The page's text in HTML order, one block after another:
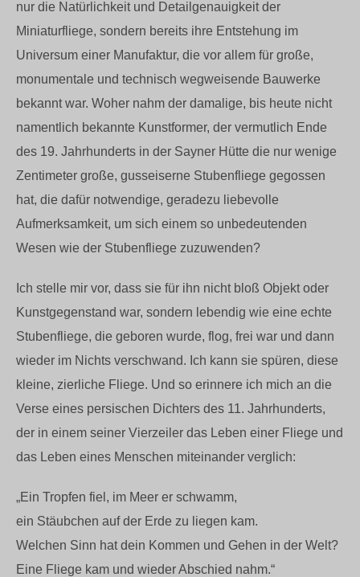
nur die Natürlichkeit und Detailgenauigkeit der
Miniaturfliege, sondern bereits ihre Entstehung im
Universum einer Manufaktur, die vor allem für große,
monumentale und technisch wegweisende Bauwerke
bekannt war. Woher nahm der damalige, bis heute nicht
namentlich bekannte Kunstformer, der vermutlich Ende
des 19. Jahrhunderts in der Sayner Hütte die nur wenige
Zentimeter große, gusseiserne Stubenfliege gegossen
hat, die dafür notwendige, geradezu liebevolle
Aufmerksamkeit, um sich einem so unbedeutenden
Wesen wie der Stubenfliege zuzuwenden?
Ich stelle mir vor, dass sie für ihn nicht bloß Objekt oder
Kunstgegenstand war, sondern lebendig wie eine echte
Stubenfliege, die geboren wurde, flog, frei war und dann
wieder im Nichts verschwand. Ich kann sie spüren, diese
kleine, zierliche Fliege. Und so erinnere ich mich an die
Verse eines persischen Dichters des 11. Jahrhunderts,
der in einem seiner Vierzeiler das Leben einer Fliege und
das Leben eines Menschen miteinander verglich:
„Ein Tropfen fiel, im Meer er schwamm,
ein Stäubchen auf der Erde zu liegen kam.
Welchen Sinn hat dein Kommen und Gehen in der Welt?
Eine Fliege kam und wieder Abschied nahm.“